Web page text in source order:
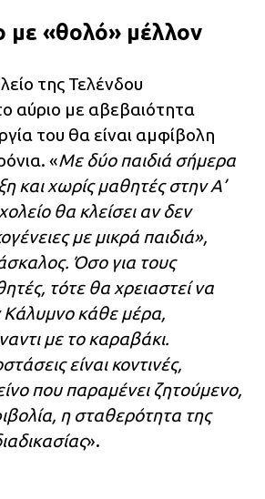
με «θολό» μέλλον
της Τελένδου
αύριο με αβεβαιότητα
του θα είναι αμφίβολη
«Με δύο παιδιά σήμερα
και χωρίς μαθητές στην Α’
θα κλείσει αν δεν
με μικρά παιδιά»,
Όσο για τους
τότε θα χρειαστεί να
Κάλυμνο κάθε μέρα,
με το καραβάκι.
είναι κοντινές,
που παραμένει ζητούμενο,
η σταθερότητα της
».